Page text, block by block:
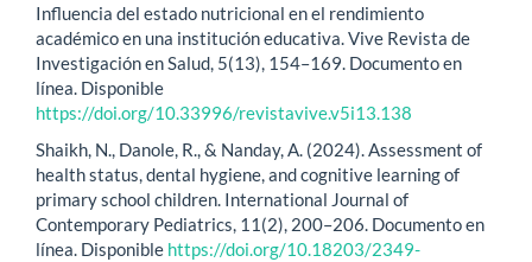
Influencia del estado nutricional en el rendimiento
académico en una institución educativa. Vive Revista de
Investigación en Salud, 5(13), 154–169. Documento en
línea. Disponible
https://doi.org/10.33996/revistavive.v5i13.138
Shaikh, N., Danole, R., & Nanday, A. (2024). Assessment of
health status, dental hygiene, and cognitive learning of
primary school children. International Journal of
Contemporary Pediatrics, 11(2), 200–206. Documento en
línea. Disponible https://doi.org/10.18203/2349-